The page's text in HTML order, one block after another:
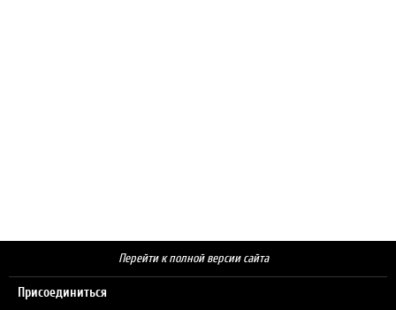
Перейти к полной версии сайта
Присоединиться